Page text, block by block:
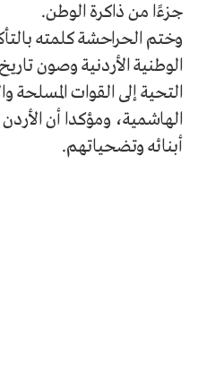
جزءًا من ذاكرة الوطن.
وختم الحراحشة كلمته
الوطنية الأردنية وصون
التحية إلى القوات المسلحة
الهاشمية، ومؤكدا أن
أبنائه وتضحياتهم.